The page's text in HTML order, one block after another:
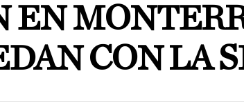
EN
CON LA